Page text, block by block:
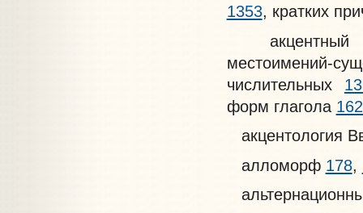
1353, кратких
акцентный
местоимений-
числительных
форм глагола
акцентология
алломорф 178,